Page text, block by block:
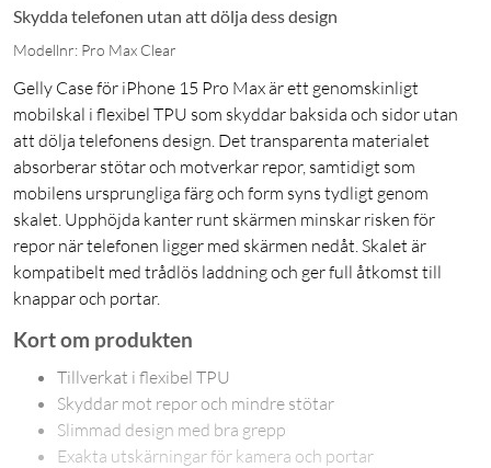
Skydda telefonen utan att dölja dess design
Modellnr: Pro Max Clear
Gelly Case för iPhone 15 Pro Max är ett genomskinligt
mobilskal i flexibel TPU som skyddar baksida och sidor utan
att dölja telefonens design. Det transparenta materialet
absorberar stötar och motverkar repor, samtidigt som
mobilens ursprungliga färg och form syns tydligt genom
skalet. Upphöjda kanter runt skärmen minskar risken för
repor när telefonen ligger med skärmen nedåt. Skalet är
kompatibelt med trådlös laddning och ger full åtkomst till
knappar och portar.
Kort om produkten
Tillverkat i flexibel TPU
Skyddar mot repor och mindre stötar
Slimmad design med bra grepp
Exakta utskärningar för kamera och portar